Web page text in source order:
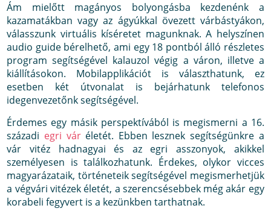
Ám mielőtt magányos bolyongásba kezdenénk a
kazamatákban vagy az ágyúkkal övezett várbástyákon,
válasszunk virtuális kíséretet magunknak. A helyszínen
audio guide bérelhető, ami egy 18 pontból álló részletes
program segítségével kalauzol végig a váron, illetve a
kiállításokon. Mobilapplikációt is választhatunk, ez
esetben két útvonalat is bejárhatunk telefonos
idegenvezetőnk segítségével.
Érdemes egy másik perspektívából is megismerni a 16.
századi egri váréletét. Ebben lesznek segítségünkre a
vár vitéz hadnagyai és az egri asszonyok, akikkel
személyesen is találkozhatunk. Érdekes, olykor vicces
magyarázataik, történeteik segítségével megismerhetjük
a végvári vitézek életét, a szerencsésebbek még akár egy
korabeli fegyvert is a kezünkben tarthatnak.